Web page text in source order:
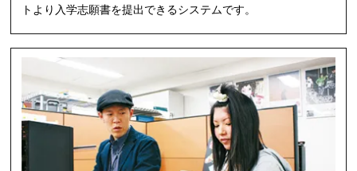
トより入学志願書を提出できるシステムです。